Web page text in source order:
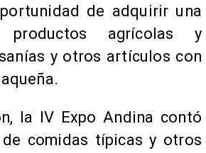
de adquirir una
agrícolas y
y otros artículos con
la IV Expo Andina contó
comidas típicas y otros